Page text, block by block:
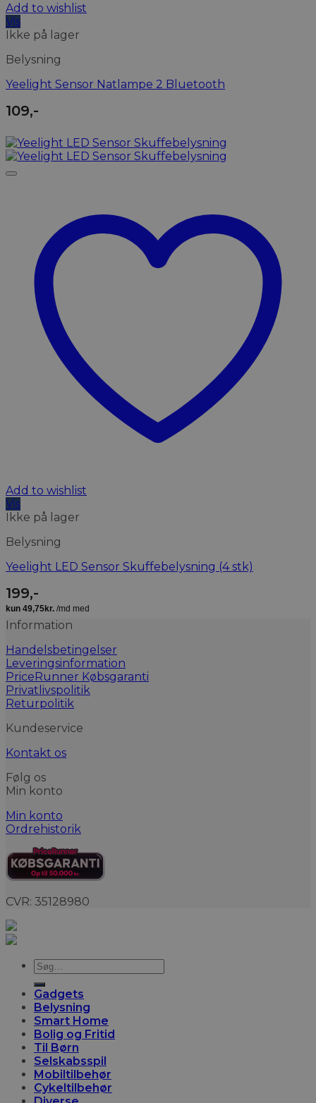
Add to wishlist
Vis
Ikke på lager
Belysning
Yeelight Sensor Natlampe 2 Bluetooth
109,-
Add to wishlist
Vis
Ikke på lager
Belysning
Yeelight LED Sensor Skuffebelysning (4 stk)
199,-
Information
Handelsbetingelser
Leveringsinformation
PriceRunner Købsgaranti
Privatlivspolitik
Returpolitik
Kundeservice
Kontakt os
Følg os
Min konto
Min konto
Ordrehistorik
CVR: 35128980
Søg
efter:
Gadgets
Belysning
Smart Home
Bolig og Fritid
Til Børn
Selskabsspil
Mobiltilbehør
Cykeltilbehør